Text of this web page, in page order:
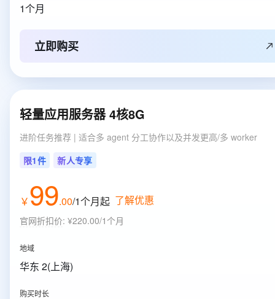
1个月
立即购买
轻量应用服务器 4核8G
进阶任务推荐 | 适合多 agent 分工协作以及并发更高/多 worker
限1件
新人专享
￥99.00/1个月起 了解优惠
官网折扣价: ¥220.00/1个月
地域
华东 2(上海)
购买时长